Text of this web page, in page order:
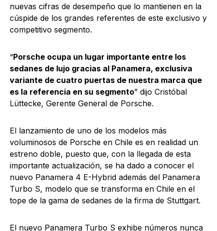
nuevas cifras de desempeño que lo mantienen en la
cúspide de los grandes referentes de este exclusivo y
competitivo segmento.
“Porsche ocupa un lugar importante entre los
sedanes de lujo gracias al Panamera, exclusiva
variante de cuatro puertas de nuestra marca que
es la referencia en su segmento” dijo Cristóbal
Lüttecke, Gerente General de Porsche.
El lanzamiento de uno de los modelos más
voluminosos de Porsche en Chile es en realidad un
estreno doble, puesto que, con la llegada de esta
importante actualización, se ha dado a conocer el
nuevo Panamera 4 E-Hybrid además del Panamera
Turbo S, modelo que se transforma en Chile en el
tope de la gama de sedanes de la firma de Stuttgart.
El nuevo Panamera Turbo S exhibe números nunca